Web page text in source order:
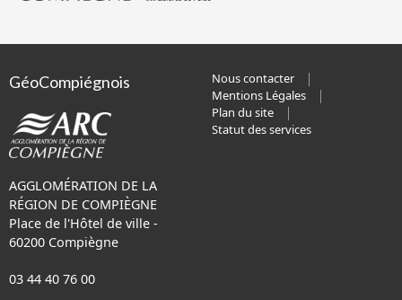
GéoCompiégnois
AGGLOMÉRATION DE LA
RÉGION DE COMPIÈGNE
Place de l'Hôtel de ville -
60200 Compiègne
03 44 40 76 00
Nous contacter
Mentions Légales
Plan du site
Statut des services